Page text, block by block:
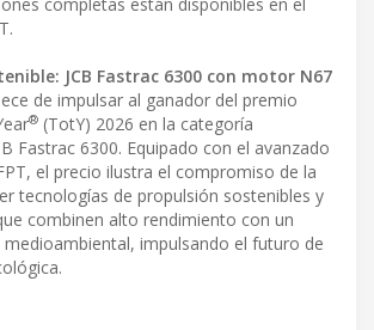
JCB Fastrac 6300 con motor N67
de impulsar al ganador del premio
® (TotY) 2026 en la categoría
Fastrac 6300. Equipado con el avanzado
el precio ilustra el compromiso de la
tecnologías de propulsión sostenibles y
combinen alto rendimiento con un
impulsando el futuro de